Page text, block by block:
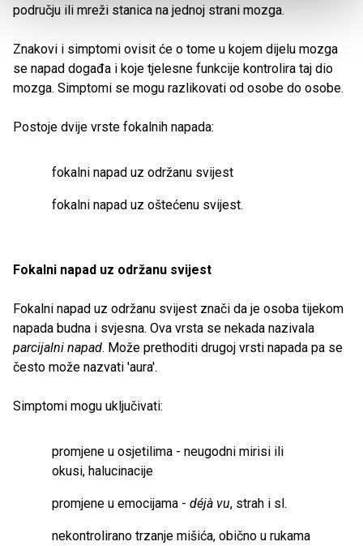
području ili mreži stanica na jednoj strani mozga.
Znakovi i simptomi ovisit će o tome u kojem dijelu mozga
se napad događa i koje tjelesne funkcije kontrolira taj dio
mozga. Simptomi se mogu razlikovati od osobe do osobe.
Postoje dvije vrste fokalnih napada:
fokalni napad uz održanu svijest
fokalni napad uz oštećenu svijest.
Fokalni napad uz održanu svijest
Fokalni napad uz održanu svijest znači da je osoba tijekom
napada budna i svjesna. Ova vrsta se nekada nazivala
parcijalni napad. Može prethoditi drugoj vrsti napada pa se
često može nazvati 'aura'.
Simptomi mogu uključivati:
promjene u osjetilima - neugodni mirisi ili
okusi, halucinacije
promjene u emocijama - déjà vu, strah i sl.
nekontrolirano trzanje mišića, obično u rukama